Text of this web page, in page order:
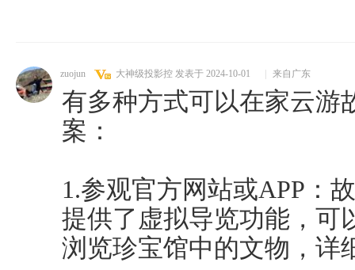
zuojun 大神级投影控 发表于 2024-10-01 来自广东
有多种方式可以在家云游
案：
1.参观官方网站或APP：
提供了虚拟导览功能，可
浏览珍宝馆中的文物，详